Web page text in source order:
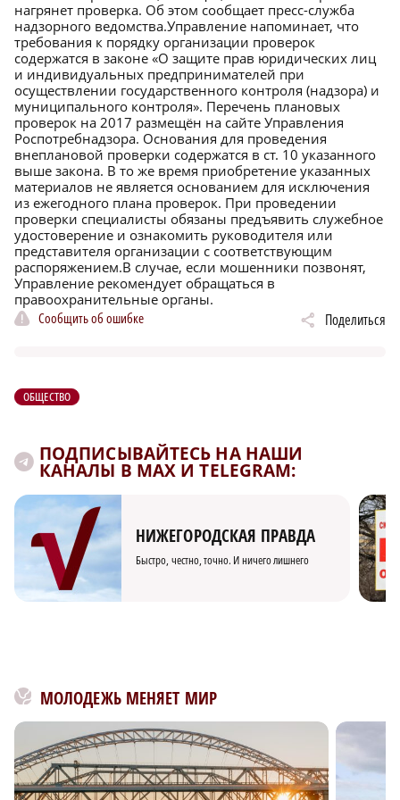
нагрянет проверка. Об этом сообщает пресс-служба
надзорного ведомства.Управление напоминает, что
требования к порядку организации проверок
содержатся в законе «О защите прав юридических лиц
и индивидуальных предпринимателей при
осуществлении государственного контроля (надзора) и
муниципального контроля». Перечень плановых
проверок на 2017 размещён на сайте Управления
Роспотребнадзора. Основания для проведения
внеплановой проверки содержатся в ст. 10 указанного
выше закона. В то же время приобретение указанных
материалов не является основанием для исключения
из ежегодного плана проверок. При проведении
проверки специалисты обязаны предъявить служебное
удостоверение и ознакомить руководителя или
представителя организации с соответствующим
распоряжением.В случае, если мошенники позвонят,
Управление рекомендует обращаться в
правоохранительные органы.
Сообщить об ошибке
Поделиться
ОБЩЕСТВО
ПОДПИСЫВАЙТЕСЬ НА НАШИ
КАНАЛЫ В MAX И TELEGRAM:
НИЖЕГОРОДСКАЯ ПРАВДА
Быстро, честно, точно. И ничего лишнего
МОЛОДЕЖЬ МЕНЯЕТ МИР